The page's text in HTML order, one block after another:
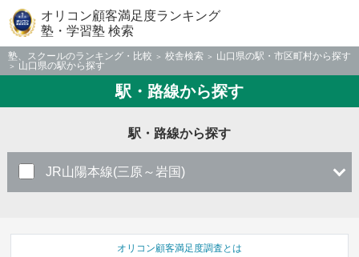
オリコン顧客満足度ランキング
塾・学習塾 検索
塾、スクールのランキング・比較 校舎検索
山口県の駅・市区町村から探す
山口県の駅から探す
駅・路線から探す
駅・路線から探す
JR山陽本線(三原～岩国)
オリコン顧客満足度調査とは